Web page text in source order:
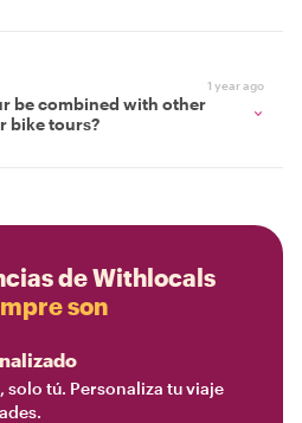
1 year ago
be combined with other
bike tours?
de Withlocals
son
tú. Personaliza tu viaje